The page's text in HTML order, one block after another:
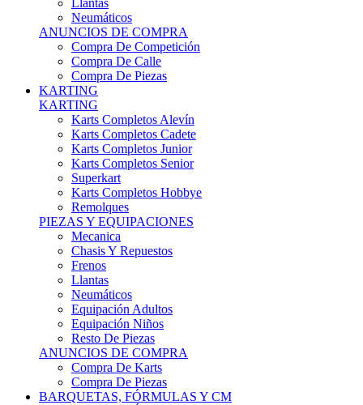
Llantas
Neumáticos
ANUNCIOS DE COMPRA
Compra De Competición
Compra De Calle
Compra De Piezas
KARTING
KARTING
Karts Completos Alevín
Karts Completos Cadete
Karts Completos Junior
Karts Completos Senior
Superkart
Karts Completos Hobbye
Remolques
PIEZAS Y EQUIPACIONES
Mecanica
Chasis Y Repuestos
Frenos
Llantas
Neumáticos
Equipación Adultos
Equipación Niños
Resto De Piezas
ANUNCIOS DE COMPRA
Compra De Karts
Compra De Piezas
BARQUETAS, FÓRMULAS Y CM